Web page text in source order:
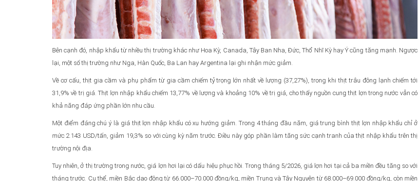
Bên cạnh đó, nhập khẩu từ nhiều thị trường khác như Hoa Kỳ, Canada, Tây Ban Nha, Đức, Thổ Nhĩ Kỳ hay Ý cũng tăng mạnh. Ngược
lại, một số thị trường như Nga, Hàn Quốc, Ba Lan hay Argentina lại ghi nhận mức giảm.
Về cơ cấu, thịt gia cầm và phụ phẩm từ gia cầm chiếm tỷ trọng lớn nhất về lượng (37,27%), trong khi thịt trâu đông lạnh chiếm tới
31,9% về trị giá. Thịt lợn nhập khẩu chiếm 13,77% về lượng và khoảng 10% về trị giá, cho thấy nguồn cung thịt lợn trong nước vẫn có
khả năng đáp ứng phần lớn nhu cầu.
Một điểm đáng chú ý là giá thịt lợn nhập khẩu có xu hướng giảm. Trong 4 tháng đầu năm, giá trung bình thịt lợn nhập khẩu chỉ ở
mức 2.143 USD/tấn, giảm 19,3% so với cùng kỳ năm trước. Điều này góp phần làm tăng sức cạnh tranh của thịt nhập khẩu trên thị
trường nội địa.
Tuy nhiên, ở thị trường trong nước, giá lợn hơi lại có dấu hiệu phục hồi. Trong tháng 5/2026, giá lợn hơi tại cả ba miền đều tăng so với
tháng trước. Cụ thể, miền Bắc dao động từ 66.000–70.000 đồng/kg, miền Trung và Tây Nguyên từ 68.000–69.000 đồng/kg, còn miền